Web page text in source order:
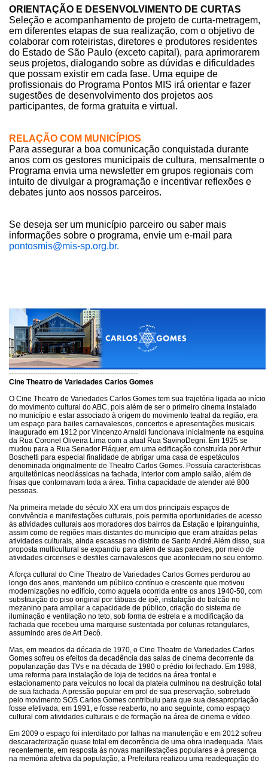
ORIENTAÇÃO E DESENVOLVIMENTO DE CURTAS
Seleção e acompanhamento de projeto de curta-metragem,
em diferentes etapas de sua realização, com o objetivo de
colaborar com roteiristas, diretores e produtores residentes
do Estado de São Paulo (exceto capital), para aprimorarem
seus projetos, dialogando sobre as dúvidas e dificuldades
que possam existir em cada fase. Uma equipe de
profissionais do Programa Pontos MIS irá orientar e fazer
sugestões de desenvolvimento dos projetos aos
participantes, de forma gratuita e virtual.
RELAÇÃO COM MUNICÍPIOS
Para assegurar a boa comunicação conquistada durante
anos com os gestores municipais de cultura, mensalmente o
Programa envia uma newsletter em grupos regionais com
intuito de divulgar a programação e incentivar reflexões e
debates junto aos nossos parceiros.
Se deseja ser um município parceiro ou saber mais
informações sobre o programa, envie um e-mail para
pontosmis@mis-sp.org.br.
------------------------------------------------------
Cine Theatro de Variedades Carlos Gomes
O Cine Theatro de Variedades Carlos Gomes tem sua trajetória ligada ao início
do movimento cultural do ABC, pois além de ser o primeiro cinema instalado
no município e estar associado à origem do movimento teatral da região, era
um espaço para bailes carnavalescos, concertos e apresentações musicais.
Inaugurado em 1912 por Vincenzo Arnaldi funcionava inicialmente na esquina
da Rua Coronel Oliveira Lima com a atual Rua SavinoDegni. Em 1925 se
mudou para a Rua Senador Fláquer, em uma edificação construída por Arthur
Boschetti para especial finalidade de abrigar uma casa de espetáculos
denominada originalmente de Theatro Carlos Gomes. Possuía características
arquitetônicas neoclássicas na fachada, interior com amplo salão, além de
frisas que contornavam toda a área. Tinha capacidade de atender até 800
pessoas.
Na primeira metade do século XX era um dos principais espaços de
convivência e manifestações culturais, pois permitia oportunidades de acesso
às atividades culturais aos moradores dos bairros da Estação e Ipiranguinha,
assim como de regiões mais distantes do município que eram atraídas pelas
atividades culturais, ainda escassas no distrito de Santo André.Além disso, sua
proposta multicultural se expandiu para além de suas paredes, por meio de
atividades circenses e desfiles carnavalescos que aconteciam no seu entorno.
A força cultural do Cine Theatro de Variedades Carlos Gomes perdurou ao
longo dos anos, mantendo um público contínuo e crescente que motivou
modernizações no edifício, como aquela ocorrida entre os anos 1940-50, com
substituição do piso original por tábuas de ipê, instalação do balcão no
mezanino para ampliar a capacidade de público, criação do sistema de
iluminação e ventilação no teto, sob forma de estrela e a modificação da
fachada que recebeu uma marquise sustentada por colunas retangulares,
assumindo ares de Art Decô.
Mas, em meados da década de 1970, o Cine Theatro de Variedades Carlos
Gomes sofreu os efeitos da decadência das salas de cinema decorrente da
popularização das TVs e na década de 1980 o prédio foi fechado. Em 1988,
uma reforma para instalação de loja de tecidos na área frontal e
estacionamento para veículos no local da plateia culminou na destruição total
de sua fachada. A pressão popular em prol de sua preservação, sobretudo
pelo movimento SOS Carlos Gomes contribuiu para que sua desapropriação
fosse efetivada, em 1991, e fosse reaberto, no ano seguinte, como espaço
cultural com atividades culturais e de formação na área de cinema e vídeo.
Em 2009 o espaço foi interditado por falhas na manutenção e em 2012 sofreu
descaracterização quase total em decorrência de uma obra inadequada. Mais
recentemente, em resposta às novas manifestações populares e à presença
na memória afetiva da população, a Prefeitura realizou uma readequação do